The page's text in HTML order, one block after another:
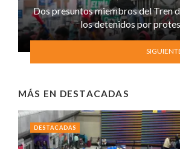
Dos presuntos miembros del Tren
los detenidos por
MÁS EN DESTACADAS
DESTACADAS